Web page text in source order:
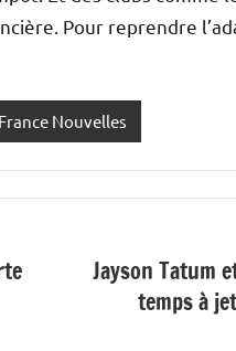
Pour reprendre
Nouvelles
Jayson Tatum
temps à